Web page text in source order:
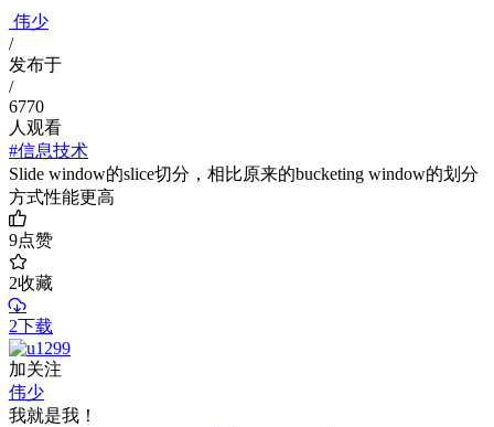
伟少
/
发布于
/
6770
人观看
#信息技术
Slide window的slice切分，相比原来的bucketing window的划分
方式性能更高
9点赞
2收藏
2下载
加关注
伟少
我就是我！